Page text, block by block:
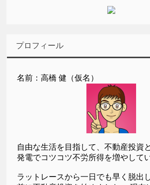
プロフィール
名前：高橋 健（仮名）
自由な生活を目指して、不動産投資
発電でコツコツ不労所得を増やして
ラットレースから一日でも早く脱出